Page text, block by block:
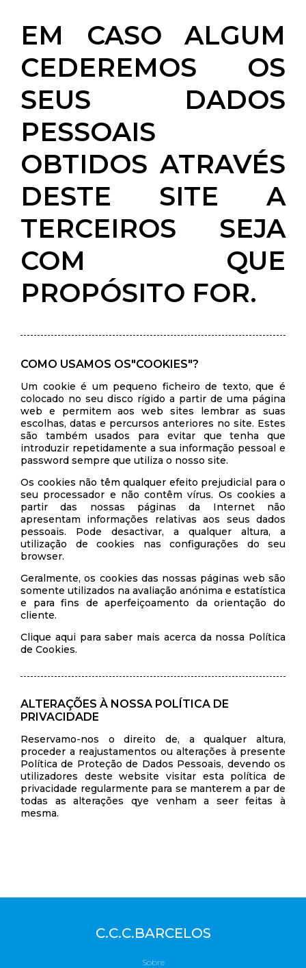
EM CASO ALGUM
CEDEREMOS OS
SEUS DADOS
PESSOAIS
OBTIDOS ATRAVÉS
DESTE SITE A
TERCEIROS SEJA
COM QUE
PROPÓSITO FOR.
COMO USAMOS OS"COOKIES"?
Um cookie é um pequeno ficheiro de texto, que é
colocado no seu disco rígido a partir de uma página
web e permitem aos web sites lembrar as suas
escolhas, datas e percursos anteriores no site. Estes
são também usados para evitar que tenha que
introduzir repetidamente a sua informação pessoal e
password sempre que utiliza o nosso site.
Os cookies não têm qualquer efeito prejudicial para o
seu processador e não contêm vírus. Os cookies a
partir das nossas páginas da Internet não
apresentam informações relativas aos seus dados
pessoais. Pode desactivar, a qualquer altura, a
utilização de cookies nas configurações do seu
browser.
Geralmente, os cookies das nossas páginas web são
somente utilizados na avaliação anónima e estatística
e para fins de aperfeiçoamento da orientação do
cliente.
Clique aqui para saber mais acerca da nossa Política
de Cookies.
ALTERAÇÕES À NOSSA POLÍTICA DE
PRIVACIDADE
Reservamo-nos o direito de, a qualquer altura,
proceder a reajustamentos ou alterações à presente
Política de Proteção de Dados Pessoais, devendo os
utilizadores deste website visitar esta política de
privacidade regularmente para se manterem a par de
todas as alterações qye venham a seer feitas à
mesma.
C.C.C.BARCELOS
Sobre